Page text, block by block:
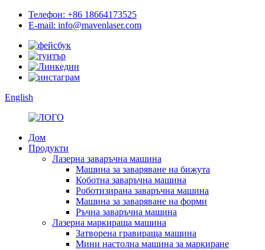
Телефон: +86 18664173525
E-mail: info@mavenlaser.com
English
Дом
Продукти
Лазерна заваръчна машина
Машина за заваряване на бижута
Коботна заваръчна машина
Роботизирана заваръчна машина
Машина за заваряване на форми
Ръчна заваръчна машина
Лазерна маркираща машина
Затворена гравираща машина
Мини настолна машина за маркиране